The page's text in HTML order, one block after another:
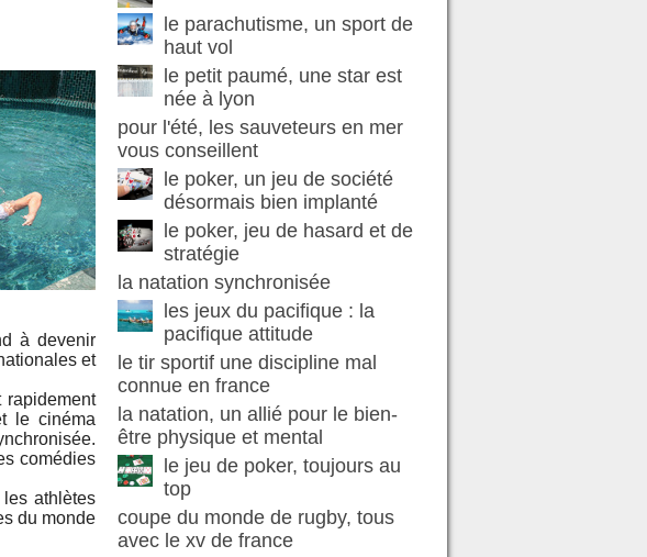
à devenir
et
rapidement
le cinéma
comédies
les athlètes
du monde
le parachutisme, un sport de
haut vol
le petit paumé, une star est
née à lyon
pour l'été, les sauveteurs en mer
vous conseillent
le poker, un jeu de société
désormais bien implanté
le poker, jeu de hasard et de
stratégie
la natation synchronisée
les jeux du pacifique : la
pacifique attitude
le tir sportif une discipline mal
connue en france
la natation, un allié pour le bien-
être physique et mental
le jeu de poker, toujours au
top
coupe du monde de rugby, tous
avec le xv de france